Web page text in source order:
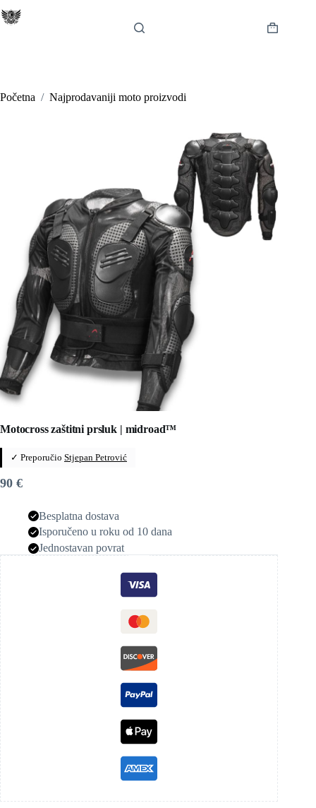
na
Košarica
Početna / Najprodavaniji moto proizvodi
Motocross zaštitni prsluk | midroad™
✓ Preporučio Stjepan Petrović
90 €
Besplatna dostava
Isporučeno u roku od 10 dana
Jednostavan povrat